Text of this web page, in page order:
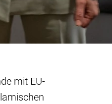
mit EU-